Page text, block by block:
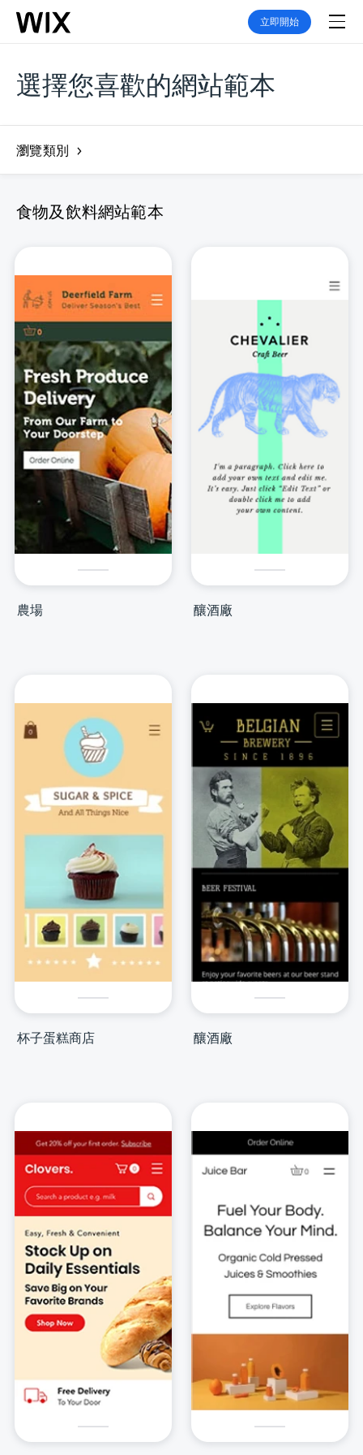
立即開始
選擇您喜歡的網站範本
瀏覽類別
食物及飲料網站範本
農場 釀酒廠
杯子蛋糕商店 釀酒廠